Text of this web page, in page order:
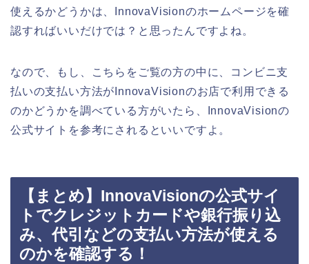
使えるかどうかは、InnovaVisionのホームページを確
認すればいいだけでは？と思ったんですよね。
なので、もし、こちらをご覧の方の中に、コンビニ支
払いの支払い方法がInnovaVisionのお店で利用できる
のかどうかを調べている方がいたら、InnovaVisionの
公式サイトを参考にされるといいですよ。
【まとめ】InnovaVisionの公式サイ
トでクレジットカードや銀行振り込
み、代引などの支払い方法が使える
のかを確認する！